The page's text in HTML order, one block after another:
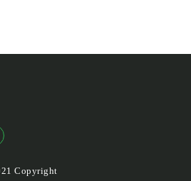
Copyright